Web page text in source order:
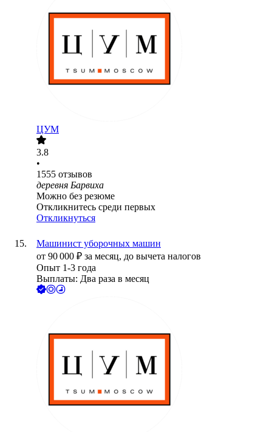
ЦУМ
3.8
•
1555 отзывов
деревня Барвиха
Можно без резюме
Откликнитесь среди первых
Откликнуться
Машинист уборочных машин
от 90 000 ₽ за месяц, до вычета налогов
Опыт 1-3 года
Выплаты: Два раза в месяц